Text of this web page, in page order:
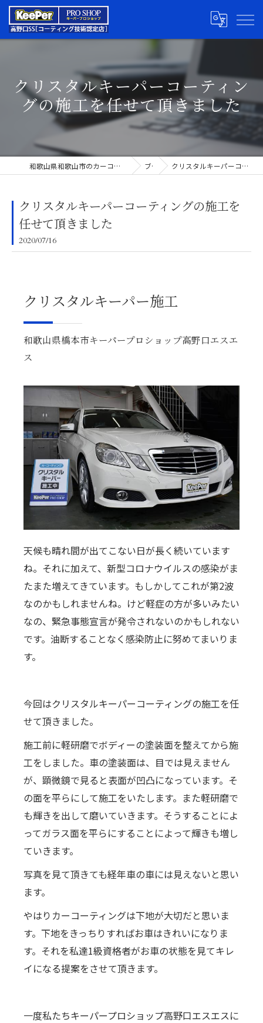
クリスタルキーパーコーティン
グの施工を任せて頂きました
和歌山県和歌山市のカーコーティングならキーパープロショップ高野口SS ブログ クリスタルキーパーコーティングの施工を任せて頂きました
クリスタルキーパーコーティングの施工を
任せて頂きました
2020/07/16
和歌山県橋本市キーパープロショップ高野口エスエ
ス
クリスタルキーパー施工
天候も晴れ間が出てこない日が長く続いています
ね。それに加えて、新型コロナウイルスの感染がま
たまた増えてきています。もしかしてこれが第2波
なのかもしれませんね。けど軽症の方が多いみたい
なの、緊急事態宣言が発令されないのかもしれない
です。油断することなく感染防止に努めてまいりま
す。
今回はクリスタルキーパーコーティングの施工を任
せて頂きました。
施工前に軽研磨でボディーの塗装面を整えてから施
工をしました。車の塗装面は、目では見えません
が、顕微鏡で見ると表面が凹凸になっています。そ
の面を平らにして施工をいたします。また軽研磨で
も輝きを出して磨いていきます。そうすることによ
ってガラス面を平らにすることによって輝きも増し
ていきます。
写真を見て頂きても経年車の車には見えないと思い
ます。
やはりカーコーティングは下地が大切だと思いま
す。下地をきっちりすればお車はきれいになりま
す。それを私達1級資格者がお車の状態を見てキレ
イになる提案をさせて頂きます。
一度私たちキーパープロショップ高野口エスエスに